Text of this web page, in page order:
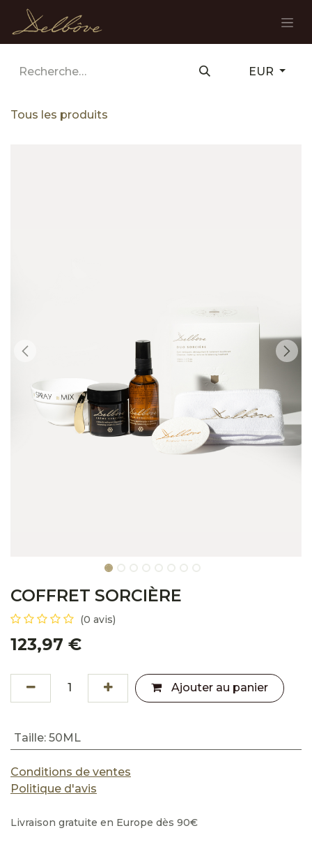
Se rendre au contenu
Tous les produits
EUR
COFFRET SORCIÈRE
(0 avis)
123,97 €
Ajouter au panier
Taille: 50ML
Conditions de ventes
Politique d'avis
Livraison gratuite en Europe dès 90€